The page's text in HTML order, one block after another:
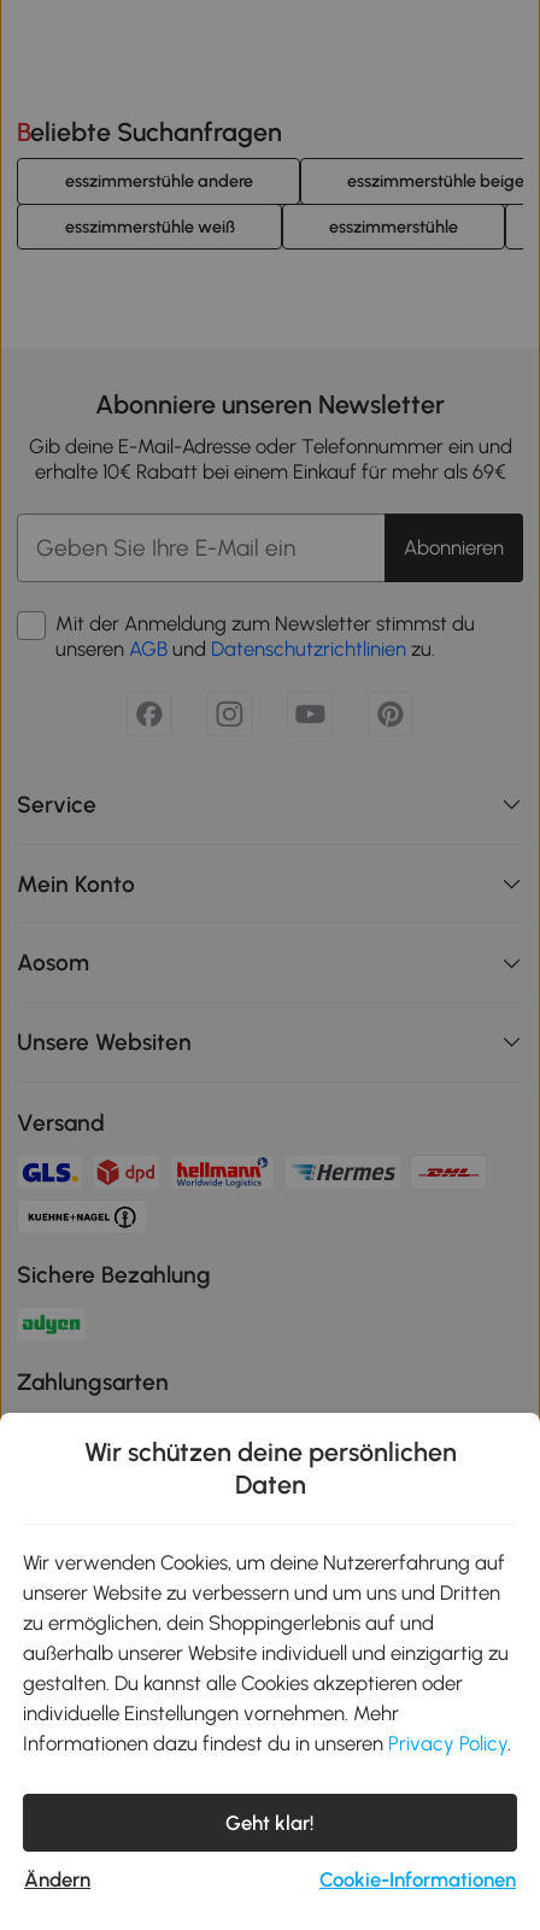
Beliebte Suchanfragen
esszimmerstühle andere esszimmerstühle beige
esszimmerstühle weiß esszimmerstühle
Abonniere unseren Newsletter
Gib deine E-Mail-Adresse oder Telefonnummer ein und
erhalte 10€ Rabatt bei einem Einkauf für mehr als 69€
Abonnieren
Mit der Anmeldung zum Newsletter stimmst du
unseren AGB und Datenschutzrichtlinien zu.
Service
Mein Konto
Aosom
Unsere Websiten
Versand
Sichere Bezahlung
Zahlungsarten
Aosom-App
Google Play
Tel.: +49 40 87408465
kontakt@aosom.de
Telefonservice Mo.-Fr. 9:00-17:30 Uhr
MH Handel GmbH, Wendenstraße 309, 20537 Hamburg
Wir schützen deine persönlichen
Daten
Wir verwenden Cookies, um deine Nutzererfahrung auf
unserer Website zu verbessern und um uns und Dritten
zu ermöglichen, dein Shoppingerlebnis auf und
außerhalb unserer Website individuell und einzigartig zu
gestalten. Du kannst alle Cookies akzeptieren oder
individuelle Einstellungen vornehmen. Mehr
Informationen dazu findest du in unseren Privacy Policy.
Geht klar!
Ändern Cookie-Informationen